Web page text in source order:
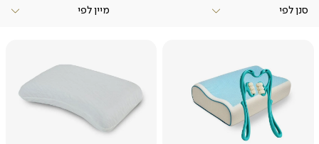
ומעניקות יציבות מותאמת אישית למשתמש.
ומלטפת יותר.
כריות ויסקו יתמכו בכם בכל תנוחות השינה ויעניקו לכם חווית שינה
טובה ועמוקה.
סנן לפי
צפייה
מהירה
צפייה